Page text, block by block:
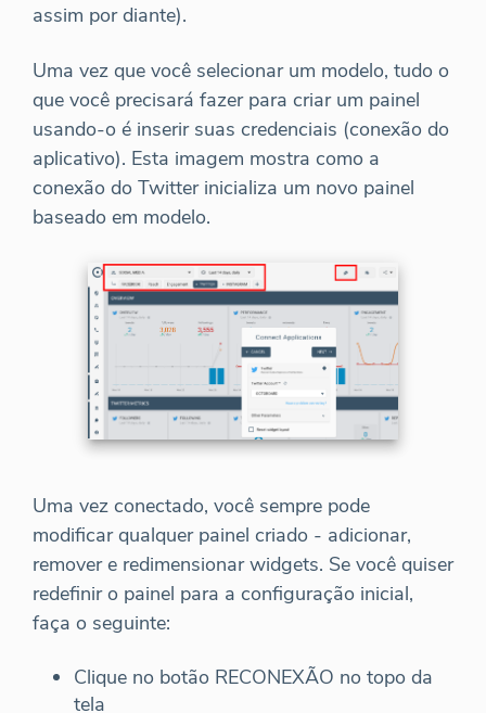
assim por diante).
Uma vez que você selecionar um modelo, tudo o
que você precisará fazer para criar um painel
usando-o é inserir suas credenciais (conexão do
aplicativo). Esta imagem mostra como a
conexão do Twitter inicializa um novo painel
baseado em modelo.
Uma vez conectado, você sempre pode
modificar qualquer painel criado - adicionar,
remover e redimensionar widgets. Se você quiser
redefinir o painel para a configuração inicial,
faça o seguinte:
Clique no botão RECONEXÃO no topo da
tela